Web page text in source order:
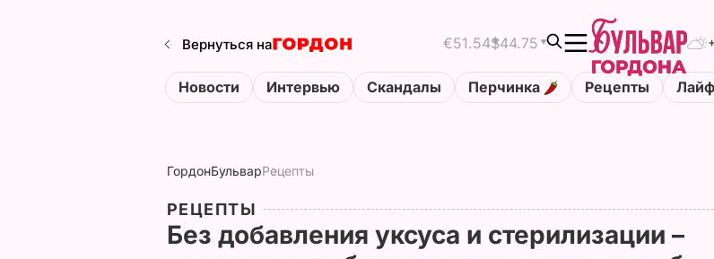
Вернуться на €51.54$44.75
Новости Интервью Скандалы Перчинка Рецепты
ГордонБульварРецепты
РЕЦЕПТЫ
Без добавления уксуса и стерилизации –